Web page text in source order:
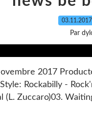
03.11.2017
Par
2017
Rockabilly -
(L. Zuccaro)03.